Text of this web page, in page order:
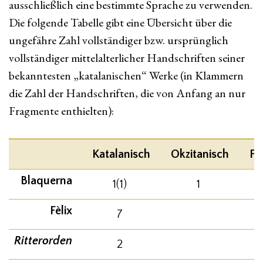
ausschließlich eine bestimmte Sprache zu verwenden.
Die folgende Tabelle gibt eine Übersicht über die
ungefähre Zahl vollständiger bzw. ursprünglich
vollständiger mittelalterlicher Handschriften seiner
bekanntesten „katalanischen“ Werke (in Klammern
die Zahl der Handschriften, die von Anfang an nur
Fragmente enthielten):
Katalanisch Okzitanisch
Blaquerna 1(1) 1
Fèlix 7
Ritterorden 2